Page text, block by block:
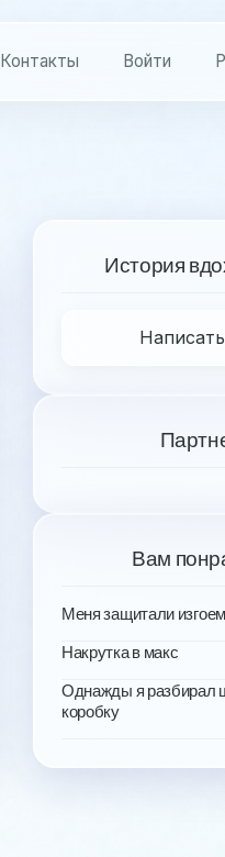
Контакты Войти
История
Вам
Меня защитали изгоем
Накрутка в макс
Однажды я разбирал
коробку